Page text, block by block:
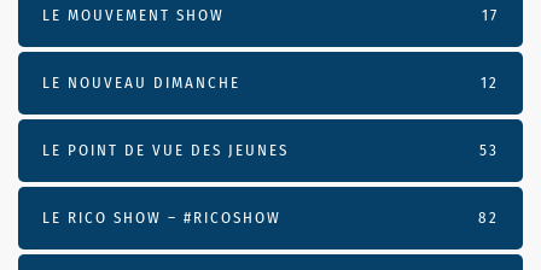
LE MOUVEMENT SHOW 17
LE NOUVEAU DIMANCHE 12
LE POINT DE VUE DES JEUNES 53
LE RICO SHOW – #RICOSHOW 82